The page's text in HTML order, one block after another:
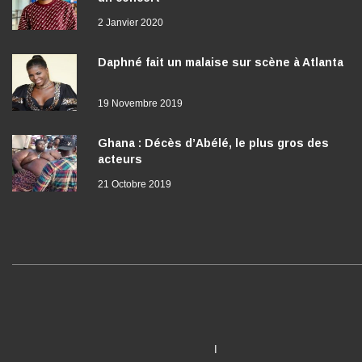
2 Janvier 2020
Daphné fait un malaise sur scène à Atlanta
19 Novembre 2019
Ghana : Décès d’Abélé, le plus gros des
acteurs
21 Octobre 2019
I